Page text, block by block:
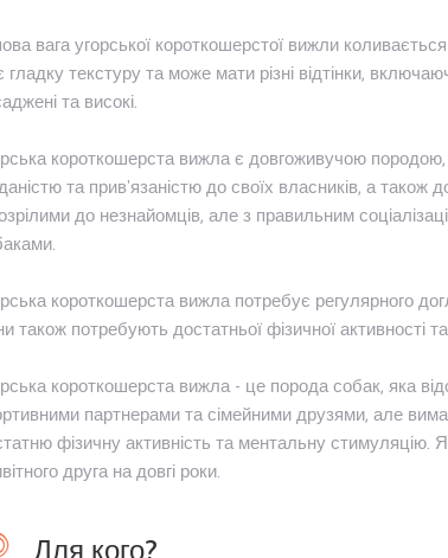
вага угорської короткошерстої вижли
гладку текстуру та може мати різні відтінки,
та високі.
короткошерста вижла є довгоживучою породою,
та прив'язаністю до своїх власників, а
до незнайомців, але з правильним
короткошерста вижла потребує регулярного
також потребують достатньої фізичної
короткошерста вижла - це порода собак, яка
партнерами та сімейними друзями, але
фізичну активність та ментальну стимуляцію.
друга на довгі роки.
Для кого?